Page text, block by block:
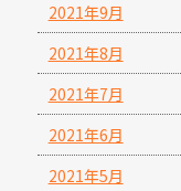
2021年9月
2021年8月
2021年7月
2021年6月
2021年5月